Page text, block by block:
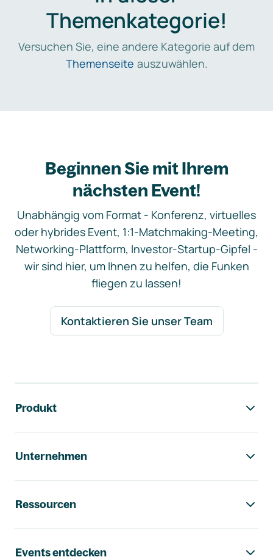
Themenkategorie!
Versuchen Sie, eine andere Kategorie auf dem
Themenseite auszuwählen.
Beginnen Sie mit Ihrem
nächsten Event!
Unabhängig vom Format - Konferenz, virtuelles
oder hybrides Event, 1:1-Matchmaking-Meeting,
Networking-Plattform, Investor-Startup-Gipfel -
wir sind hier, um Ihnen zu helfen, die Funken
fliegen zu lassen!
Kontaktieren Sie unser Team
Produkt
Unternehmen
Ressourcen
Events entdecken